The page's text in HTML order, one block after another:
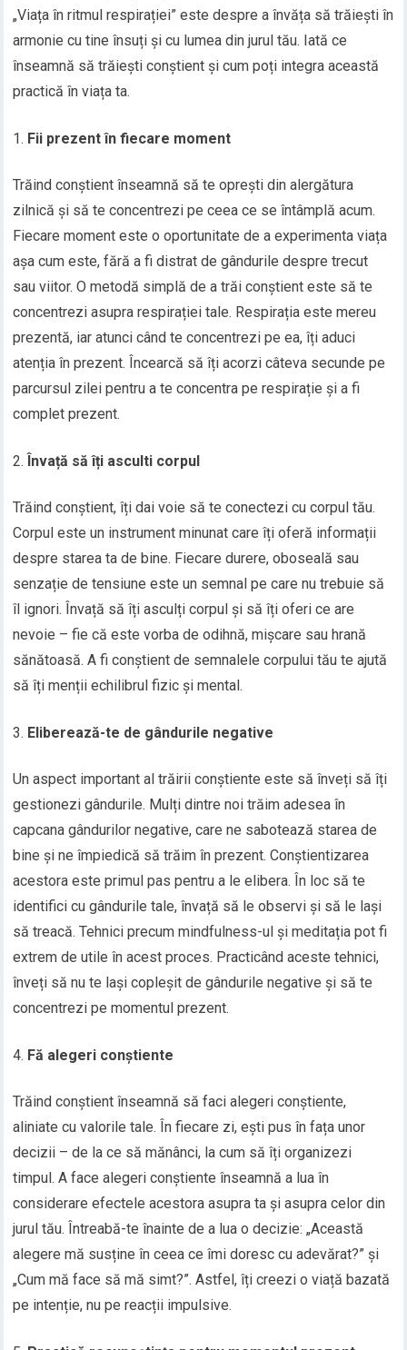
„Viața în ritmul respirației” este despre a învăța să trăiești în
armonie cu tine însuți și cu lumea din jurul tău. Iată ce
înseamnă să trăiești conștient și cum poți integra această
practică în viața ta.
Fii prezent în fiecare moment
Trăind conștient înseamnă să te oprești din alergătura
zilnică și să te concentrezi pe ceea ce se întâmplă acum.
Fiecare moment este o oportunitate de a experimenta viața
așa cum este, fără a fi distrat de gândurile despre trecut
sau viitor. O metodă simplă de a trăi conștient este să te
concentrezi asupra respirației tale. Respirația este mereu
prezentă, iar atunci când te concentrezi pe ea, îți aduci
atenția în prezent. Încearcă să îți acorzi câteva secunde pe
parcursul zilei pentru a te concentra pe respirație și a fi
complet prezent.
Învață să îți asculti corpul
Trăind conștient, îți dai voie să te conectezi cu corpul tău.
Corpul este un instrument minunat care îți oferă informații
despre starea ta de bine. Fiecare durere, oboseală sau
senzație de tensiune este un semnal pe care nu trebuie să
îl ignori. Învață să îți asculți corpul și să îți oferi ce are
nevoie – fie că este vorba de odihnă, mișcare sau hrană
sănătoasă. A fi conștient de semnalele corpului tău te ajută
să îți menții echilibrul fizic și mental.
Eliberează-te de gândurile negative
Un aspect important al trăirii conștiente este să înveți să îți
gestionezi gândurile. Mulți dintre noi trăim adesea în
capcana gândurilor negative, care ne sabotează starea de
bine și ne împiedică să trăim în prezent. Conștientizarea
acestora este primul pas pentru a le elibera. În loc să te
identifici cu gândurile tale, învață să le observi și să le lași
să treacă. Tehnici precum mindfulness-ul și meditația pot fi
extrem de utile în acest proces. Practicând aceste tehnici,
înveți să nu te lași copleșit de gândurile negative și să te
concentrezi pe momentul prezent.
Fă alegeri conștiente
Trăind conștient înseamnă să faci alegeri conștiente,
aliniate cu valorile tale. În fiecare zi, ești pus în fața unor
decizii – de la ce să mănânci, la cum să îți organizezi
timpul. A face alegeri conștiente înseamnă a lua în
considerare efectele acestora asupra ta și asupra celor din
jurul tău. Întreabă-te înainte de a lua o decizie: „Această
alegere mă susține în ceea ce îmi doresc cu adevărat?” și
„Cum mă face să mă simt?”. Astfel, îți creezi o viață bazată
pe intenție, nu pe reacții impulsive.